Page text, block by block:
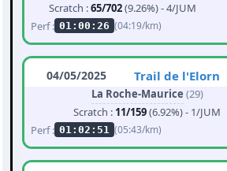
Scratch :65/702(9.26%) - 4/JUM
Perf : 01:00:26 (04:19/km)
04/05/2025 Trail de l'Elorn
La Roche-Maurice (29)
Scratch : 11/159(6.92%) - 1/JUM
Perf : 01:02:51 (05:43/km)